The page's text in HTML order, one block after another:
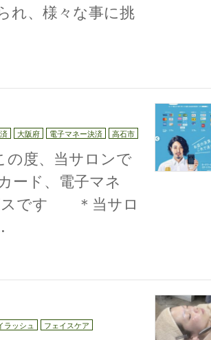
れ、様々な事に挑
大阪府 電子マネー決済 高石市
の度、当サロンで
ード、電子マネ
スです ＊当サロ
ラッシュ フェイスケア